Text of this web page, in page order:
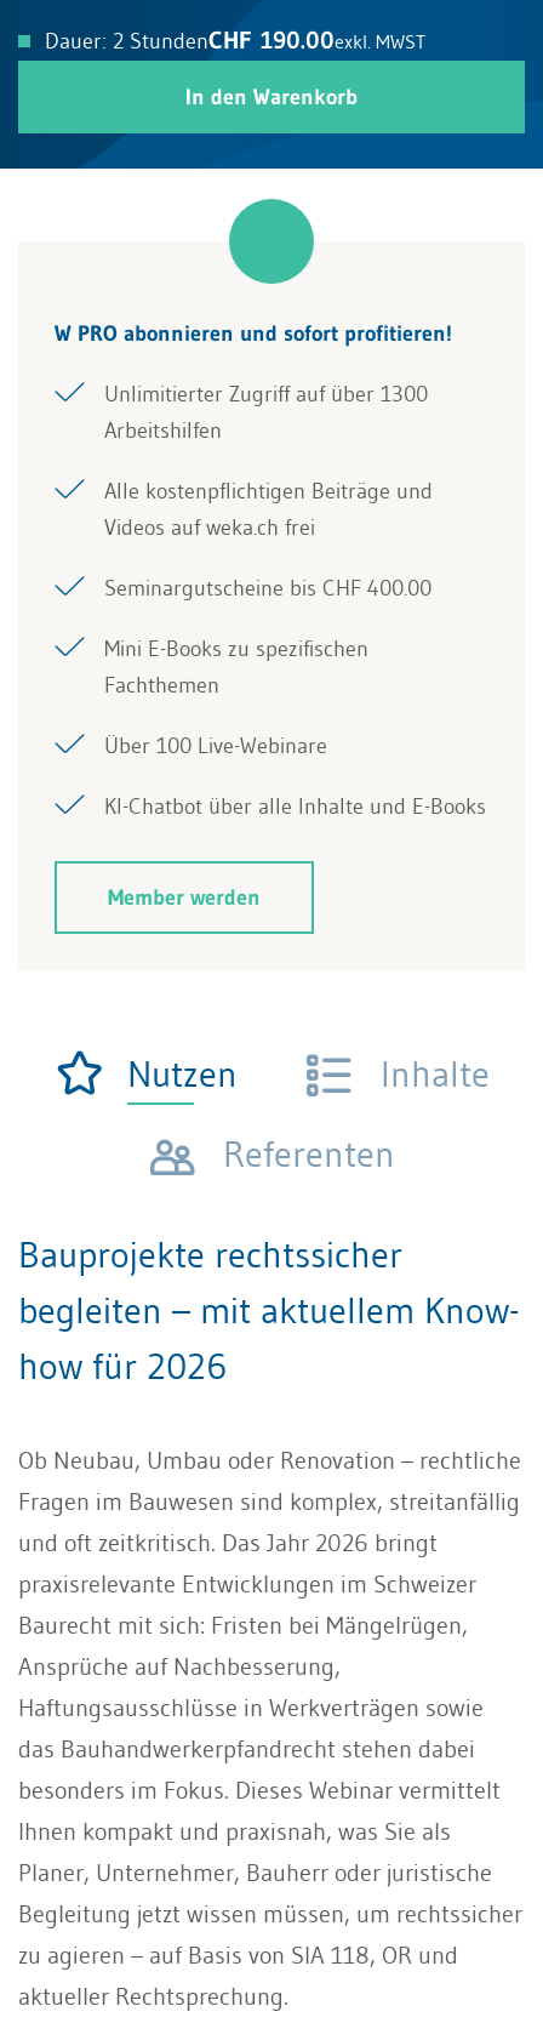
Dauer: 2 StundenCHF 190.00exkl. MWST
In den Warenkorb
W PRO abonnieren und sofort profitieren!
Unlimitierter Zugriff auf über 1300
Arbeitshilfen
Alle kostenpflichtigen Beiträge und
Videos auf weka.ch frei
Seminargutscheine bis CHF 400.00
Mini E-Books zu spezifischen
Fachthemen
Über 100 Live-Webinare
KI-Chatbot über alle Inhalte und E-Books
Member werden
Nutzen
Inhalte
Referenten
Bauprojekte rechtssicher
begleiten – mit aktuellem Know-
how für 2026
Ob Neubau, Umbau oder Renovation – rechtliche
Fragen im Bauwesen sind komplex, streitanfällig
und oft zeitkritisch. Das Jahr 2026 bringt
praxisrelevante Entwicklungen im Schweizer
Baurecht mit sich: Fristen bei Mängelrügen,
Ansprüche auf Nachbesserung,
Haftungsausschlüsse in Werkverträgen sowie
das Bauhandwerkerpfandrecht stehen dabei
besonders im Fokus. Dieses Webinar vermittelt
Ihnen kompakt und praxisnah, was Sie als
Planer, Unternehmer, Bauherr oder juristische
Begleitung jetzt wissen müssen, um rechtssicher
zu agieren – auf Basis von SIA 118, OR und
aktueller Rechtsprechung.